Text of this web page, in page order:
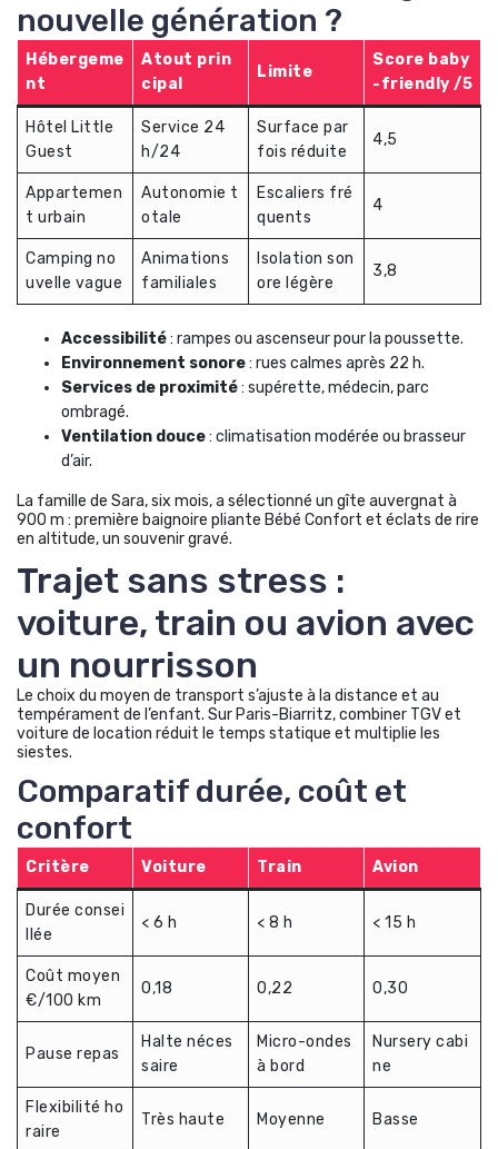
nouvelle génération ?
Hébergeme
nt
Atout prin
cipal
Limite
Score baby
-friendly /5
Hôtel Little
Guest
Service 24
h/24
Surface par
fois réduite
4,5
Appartemen
t urbain
Autonomie t
otale
Escaliers fré
quents
4
Camping no
uvelle vague
Animations
familiales
Isolation son
ore légère
3,8
Accessibilité: rampes ou ascenseur pour la poussette.
Environnement sonore: rues calmes après 22 h.
Services de proximité: supérette, médecin, parc
ombragé.
Ventilation douce: climatisation modérée ou brasseur
d’air.
La famille de Sara, six mois, a sélectionné un gîte auvergnat à
900 m : première baignoire pliante Bébé Confort et éclats de rire
en altitude, un souvenir gravé.
Trajet sans stress :
voiture, train ou avion avec
un nourrisson
Le choix du moyen de transport s’ajuste à la distance et au
tempérament de l’enfant. Sur Paris-Biarritz, combiner TGV et
voiture de location réduit le temps statique et multiplie les
siestes.
Comparatif durée, coût et
confort
Critère Voiture Train Avion
Durée consei
llée
< 6 h < 8 h < 15 h
Coût moyen
€/100 km
0,18 0,22 0,30
Pause repas
Halte néces
saire
Micro-ondes
à bord
Nursery cabi
ne
Flexibilité ho
raire
Très haute Moyenne Basse